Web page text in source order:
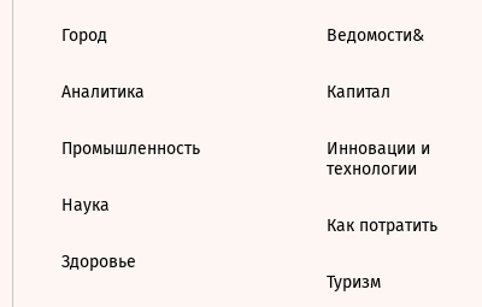
Город
Аналитика
Промышленность
Наука
Здоровье
Ведомости&
Капитал
Инновации и
технологии
Как потратить
Туризм